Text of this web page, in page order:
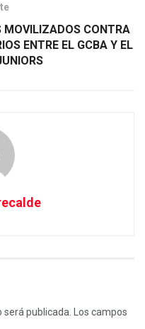
MOVILIZADOS CONTRA
ENTRE EL GCBA Y EL
publicada.
Los campos